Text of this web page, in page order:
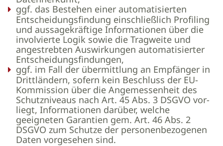
ggf. das Bestehen einer automatisierten
Entscheidungsfindung einschließlich Profiling
und aussagekräftige Informationen über die
involvierte Logik sowie die Tragweite und
angestrebten Auswirkungen automatisierter
Entscheidungsfindungen,
ggf. im Fall der übermittlung an Empfänger in
Drittländern, sofern kein Beschluss der EU-
Kommission über die Angemessenheit des
Schutzniveaus nach Art. 45 Abs. 3 DSGVO vor-
liegt, Informationen darüber, welche
geeigneten Garantien gem. Art. 46 Abs. 2
DSGVO zum Schutze der personenbezogenen
Daten vorgesehen sind.